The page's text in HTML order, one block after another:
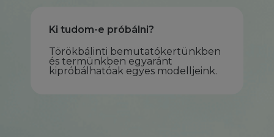
Ki tudom-e próbálni?
Törökbálinti bemutatókertünkben
és termünkben egyaránt
kipróbálhatóak egyes modelljeink.